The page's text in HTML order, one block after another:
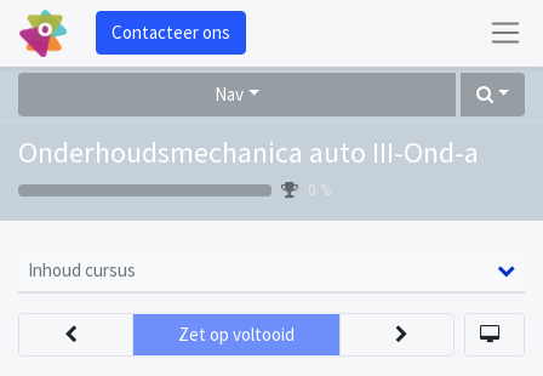
Contacteer ons
Nav
Onderhoudsmechanica auto III-Ond-a
0 %
Inhoud cursus
Zet op voltooid